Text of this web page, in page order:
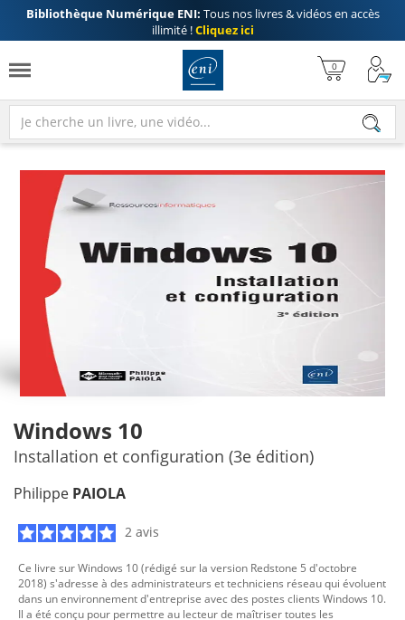
Bibliothèque Numérique ENI: Tous nos livres & vidéos en accès
illimité !Cliquez ici
Windows 10
Installation et configuration (3e édition)
Philippe PAIOLA
2 avis
Ce livre sur Windows 10 (rédigé sur la version Redstone 5 d'octobre
2018) s'adresse à des administrateurs et techniciens réseau qui évoluent
dans un environnement d'entreprise avec des postes clients Windows 10.
Il a été conçu pour permettre au lecteur de maîtriser toutes les